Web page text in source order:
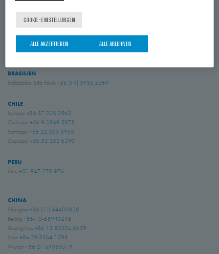
Laval, Quebec+1 450 622 8775
USA
Amory, Mississippi+1 662 256 2227
BRASILIEN
Indaiatuba, São Paulo +55 (19) 3935 5369
CHILE
Iquique: +56 57 226 2962
Quilicura: +56 9 3869 5878
Santiago: +56 22 303 5950
Copiapó: +56 52 252 6290
PERU
Lima +51 947 278 976
CHINA
Shanghai +86 (21) 64400828
Beijing +86-10-68940248
Guangzhou +86 13 50304 8659
Xi'an +86 29 8364 1598
Wuhan +86 27 59083379
COOKIE-EINSTELLUNGEN
ALLE ABLEHNEN
ALLE AKZEPTIEREN